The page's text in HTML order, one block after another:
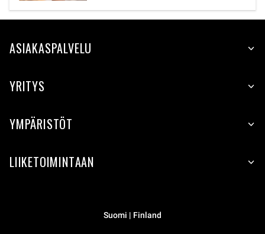
ASIAKASPALVELU
YRITYS
YMPÄRISTÖT
LIIKETOIMINTAAN
Suomi | Finland